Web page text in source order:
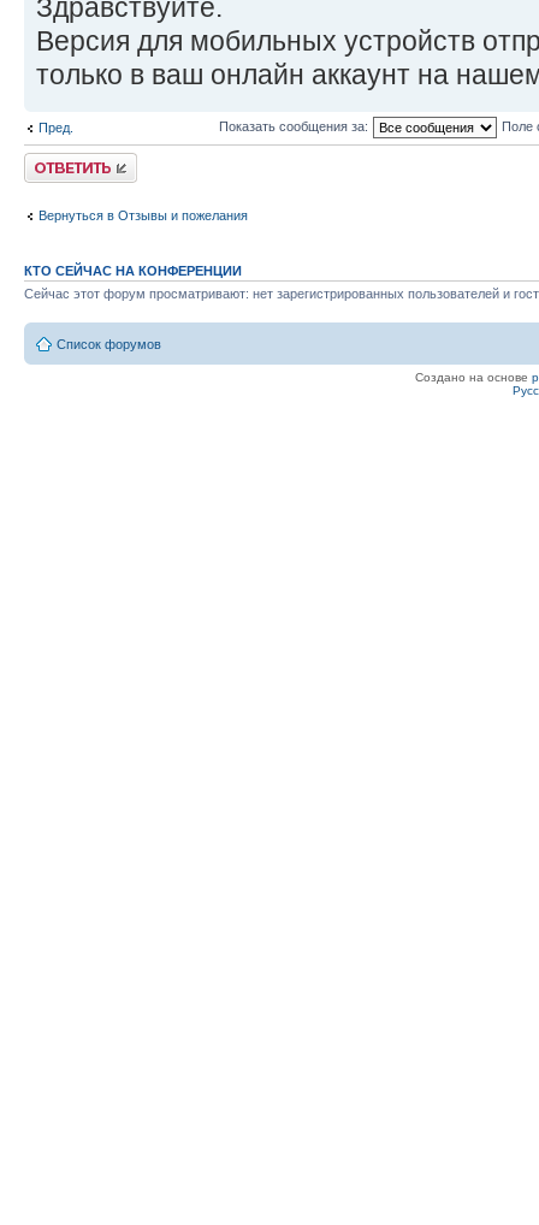
Здравствуйте.
Версия для мобильных устройств
только в ваш онлайн аккаунт на
Пред. Показать сообщения за: Поле
Ответить
Вернуться в Отзывы и пожелания
КТО СЕЙЧАС НА КОНФЕРЕНЦИИ
Сейчас этот форум просматривают: нет зарегистрированных пользователей и
Список форумов
Создано на основе